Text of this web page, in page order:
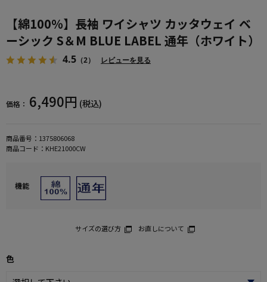
【綿100％】長袖 ワイシャツ カッタウェイ ベ
ーシック S＆M BLUE LABEL 通年（ホワイト）
4.5 （2） レビューを見る
価格： 6,490円 (税込)
商品番号： 1375806068
商品コード： KHE21000CW
機能
サイズの選び方 お直しについて
色